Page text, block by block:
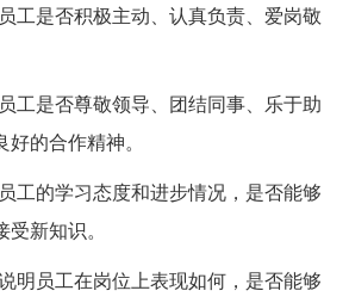
工是否积极主动、认真负责、爱岗敬
工是否尊敬领导、团结同事、乐于助
的合作精神。
工的学习态度和进步情况，是否能够
新知识。
明员工在岗位上表现如何，是否能够